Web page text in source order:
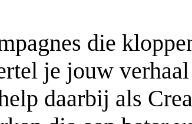
die
je jouw
daarbij als